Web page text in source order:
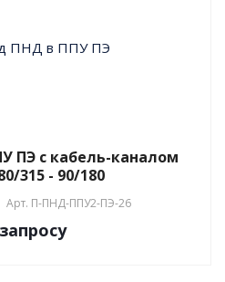
ПЭ с кабель-каналом
315 - 90/180
Арт. П-ПНД-ППУ2-ПЭ-26
росу